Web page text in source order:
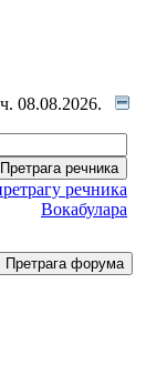
08.08.2026.
речника
Вокабулара